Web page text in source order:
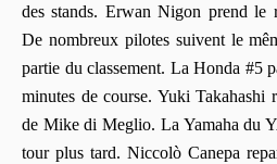
des stands. Erwan Nigon prend le
De nombreux pilotes suivent le
partie du classement. La Honda #5
minutes de course. Yuki Takahashi
de Mike di Meglio. La Yamaha du
tour plus tard. Niccolò Canepa